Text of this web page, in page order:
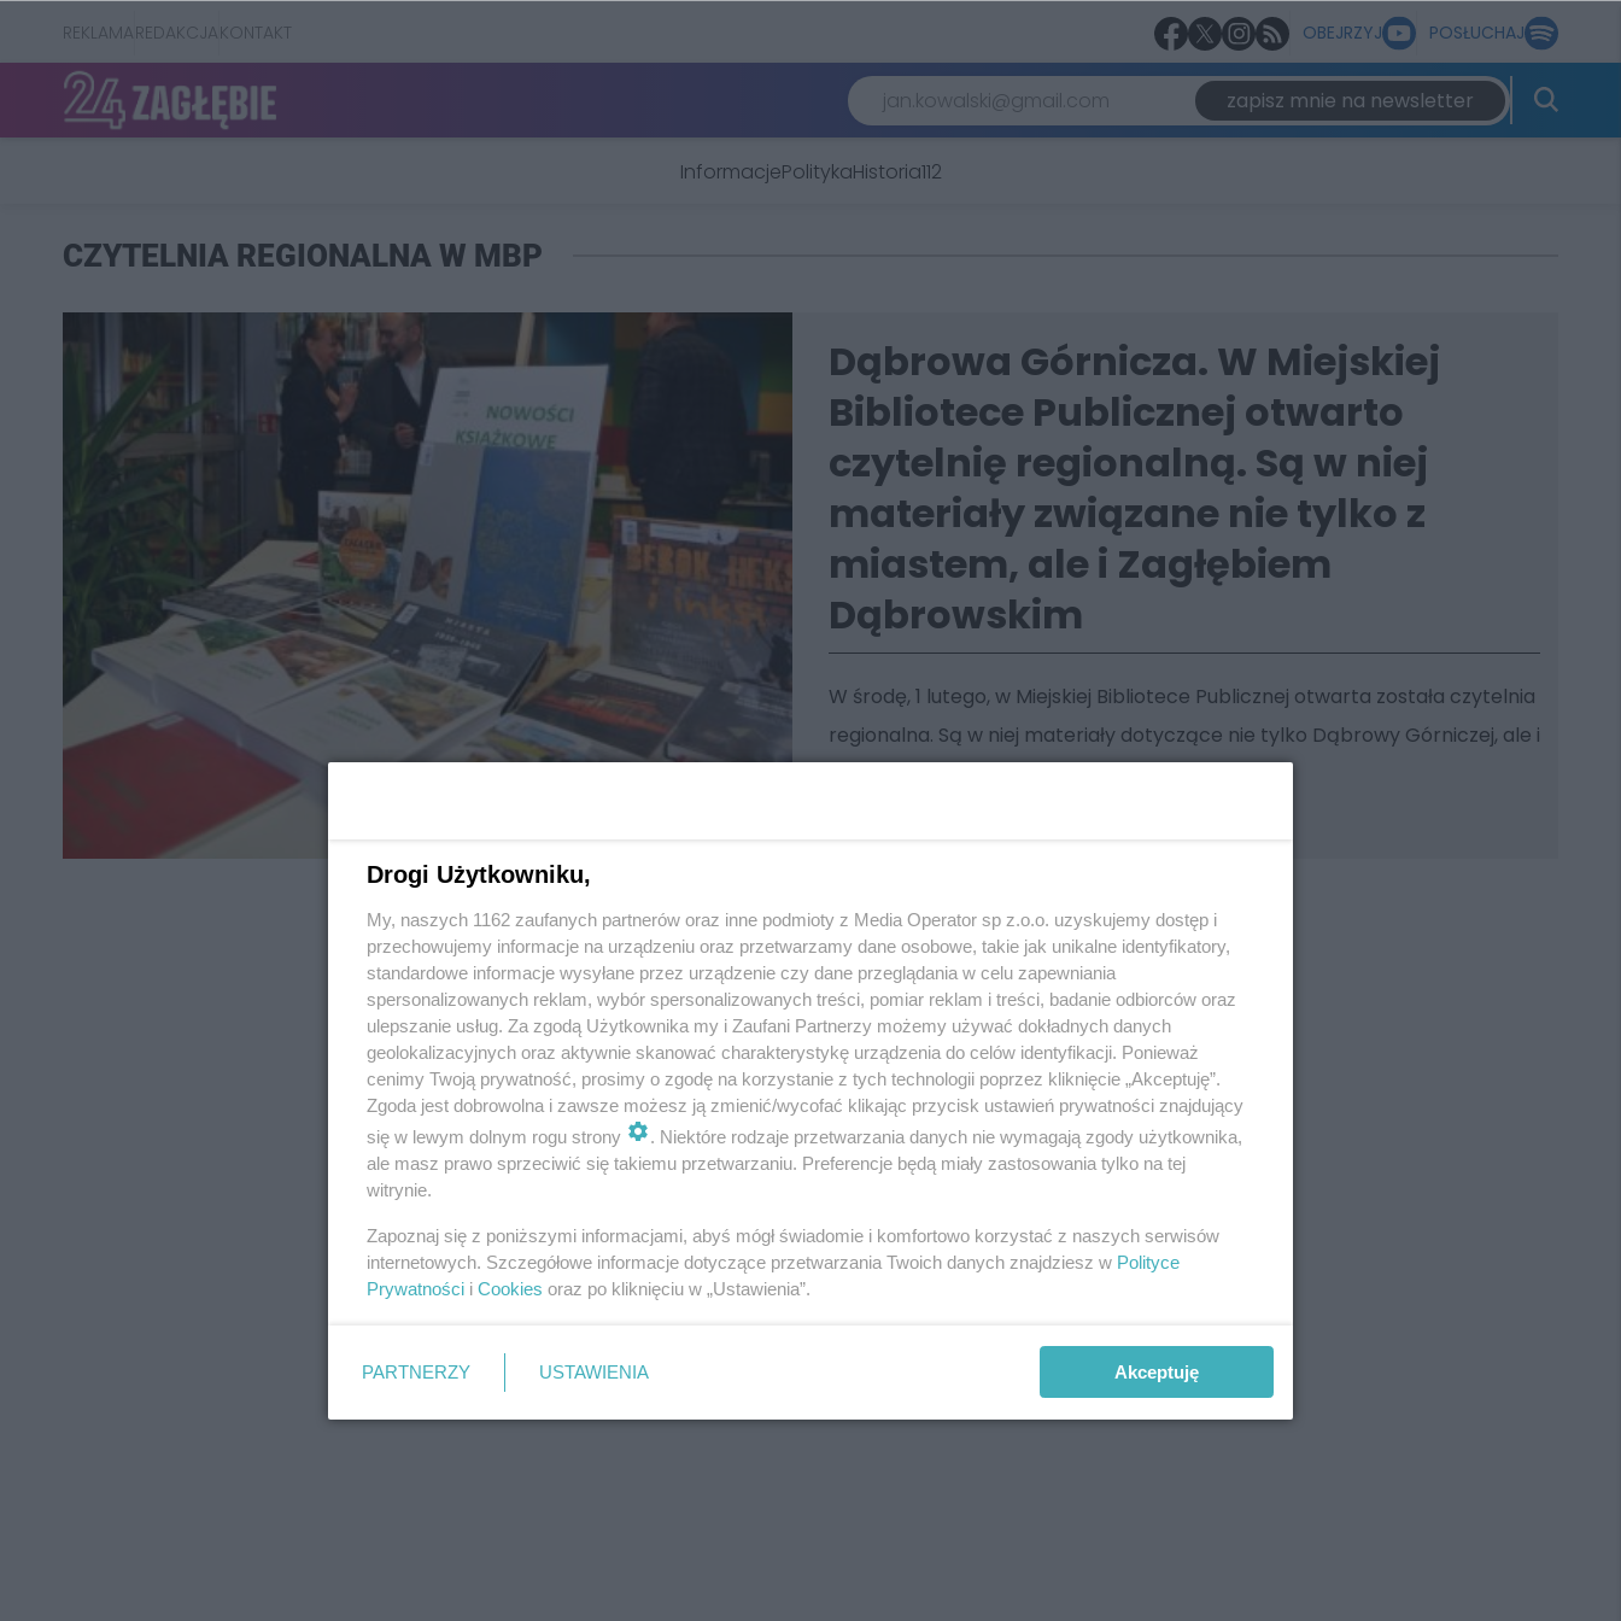
REKLAMAREDAKCJAKONTAKT OBEJRZYJ POSŁUCHAJ
zapisz mnie na newsletter
InformacjePolitykaHistoria112
CZYTELNIA REGIONALNA W MBP
Dąbrowa Górnicza. W Miejskiej
Bibliotece Publicznej otwarto
czytelnię regionalną. Są w niej
materiały związane nie tylko z
miastem, ale i Zagłębiem
Dąbrowskim
W środę, 1 lutego, w Miejskiej Bibliotece Publicznej otwarta została czytelnia
regionalna. Są w niej materiały dotyczące nie tylko Dąbrowy Górniczej, ale i
REKLAMA REKLAMA
Drogi Użytkowniku,
My, naszych 1162 zaufanych partnerów oraz inne podmioty z Media Operator sp z.o.o. uzyskujemy dostęp i
przechowujemy informacje na urządzeniu oraz przetwarzamy dane osobowe, takie jak unikalne identyfikatory,
standardowe informacje wysyłane przez urządzenie czy dane przeglądania w celu zapewniania
spersonalizowanych reklam, wybór spersonalizowanych treści, pomiar reklam i treści, badanie odbiorców oraz
ulepszanie usług. Za zgodą Użytkownika my i Zaufani Partnerzy możemy używać dokładnych danych
geolokalizacyjnych oraz aktywnie skanować charakterystykę urządzenia do celów identyfikacji. Ponieważ
cenimy Twoją prywatność, prosimy o zgodę na korzystanie z tych technologii poprzez kliknięcie „Akceptuję”.
Zgoda jest dobrowolna i zawsze możesz ją zmienić/wycofać klikając przycisk ustawień prywatności znajdujący
się w lewym dolnym rogu strony
. Niektóre rodzaje przetwarzania danych nie wymagają zgody użytkownika,
ale masz prawo sprzeciwić się takiemu przetwarzaniu. Preferencje będą miały zastosowania tylko na tej
witrynie.
Zapoznaj się z poniższymi informacjami, abyś mógł świadomie i komfortowo korzystać z naszych serwisów
internetowych. Szczegółowe informacje dotyczące przetwarzania Twoich danych znajdziesz w Polityce
Prywatności i Cookies oraz po kliknięciu w „Ustawienia”.
PARTNERZY USTAWIENIA Akceptuję